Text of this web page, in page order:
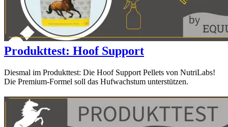
Produkttest: Hoof Support
Diesmal im Produkttest: Die Hoof Support Pellets von NutriLabs!
Die Premium-Formel soll das Hufwachstum unterstützen.